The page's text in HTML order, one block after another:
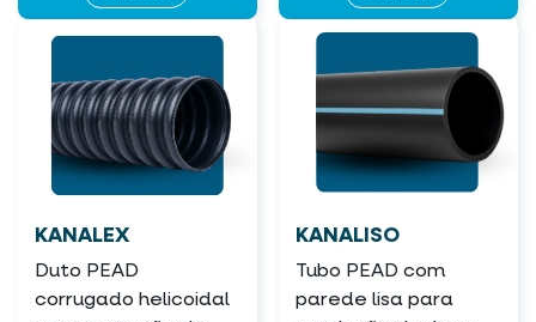
KANALEX
Duto PEAD
corrugado helicoidal
KANALISO
Tubo PEAD com
parede lisa para